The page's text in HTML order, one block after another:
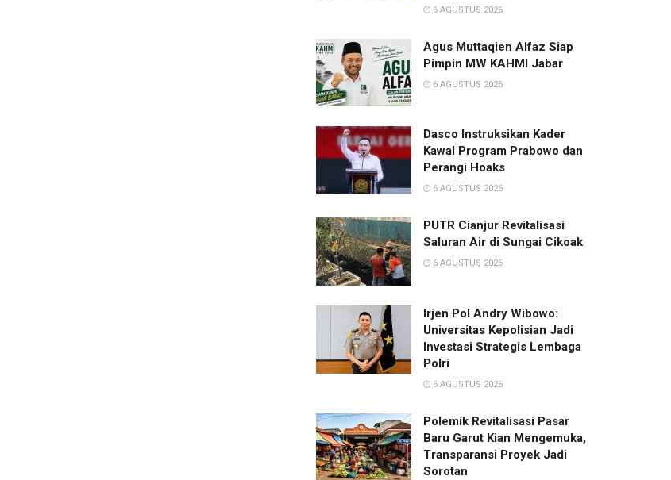
6 AGUSTUS 2026
Agus Muttaqien Alfaz Siap
Pimpin MW KAHMI Jabar
6 AGUSTUS 2026
Dasco Instruksikan Kader
Kawal Program Prabowo dan
Perangi Hoaks
6 AGUSTUS 2026
PUTR Cianjur Revitalisasi
Saluran Air di Sungai Cikoak
6 AGUSTUS 2026
Irjen Pol Andry Wibowo:
Universitas Kepolisian Jadi
Investasi Strategis Lembaga
Polri
6 AGUSTUS 2026
Polemik Revitalisasi Pasar
Baru Garut Kian Mengemuka,
Transparansi Proyek Jadi
Sorotan